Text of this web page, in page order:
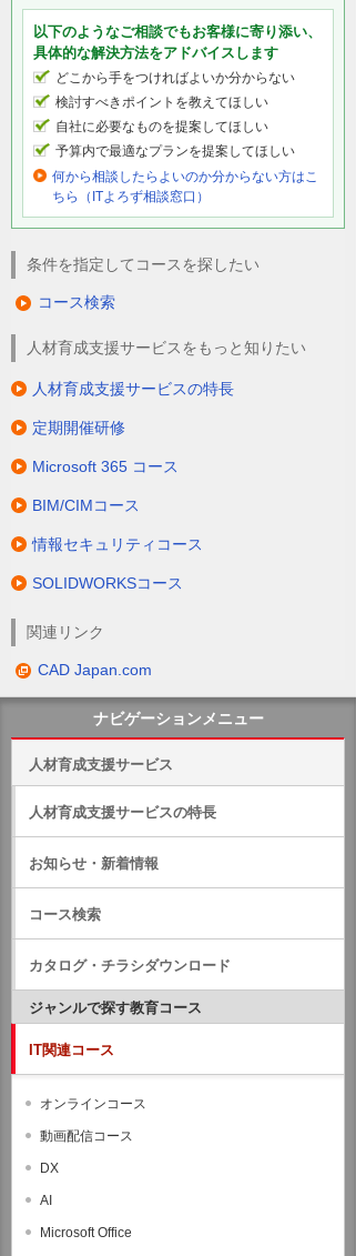
以下のようなご相談でもお客様に寄り添い、
具体的な解決方法をアドバイスします
どこから手をつければよいか分からない
検討すべきポイントを教えてほしい
自社に必要なものを提案してほしい
予算内で最適なプランを提案してほしい
何から相談したらよいのか分からない方はこ
ちら（ITよろず相談窓口）
条件を指定してコースを探したい
コース検索
人材育成支援サービスをもっと知りたい
人材育成支援サービスの特長
定期開催研修
Microsoft 365 コース
BIM/CIMコース
情報セキュリティコース
SOLIDWORKSコース
関連リンク
CAD Japan.com
ナビゲーションメニュー
人材育成支援サービス
人材育成支援サービスの特長
お知らせ・新着情報
コース検索
カタログ・チラシダウンロード
ジャンルで探す教育コース
IT関連コース
オンラインコース
動画配信コース
DX
AI
Microsoft Office